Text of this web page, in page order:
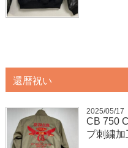
還暦祝い
2025/05/17
CB 750
プ刺繍